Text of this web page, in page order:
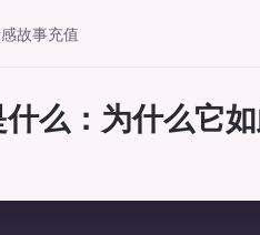
故事充值
么：为什么它